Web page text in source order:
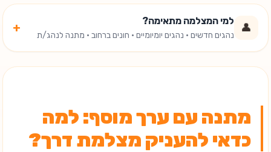
👤
למי המצלמה מתאימה?
נהגים חדשים · נהגים יומיומיים · חונים ברחוב · מתנה לנהג/ת
+
מתנה עם ערך מוסף: למה
כדאי להעניק מצלמת דרך?